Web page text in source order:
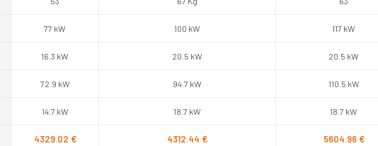
77 kW 100 kW 117 kW
16.3 kW 20.5 kW 20.5 kW
72.9 kW 94.7 kW 110.5 kW
14.7 kW 18.7 kW 18.7 kW
4329.02 € 4312.44 € 5604.96 €